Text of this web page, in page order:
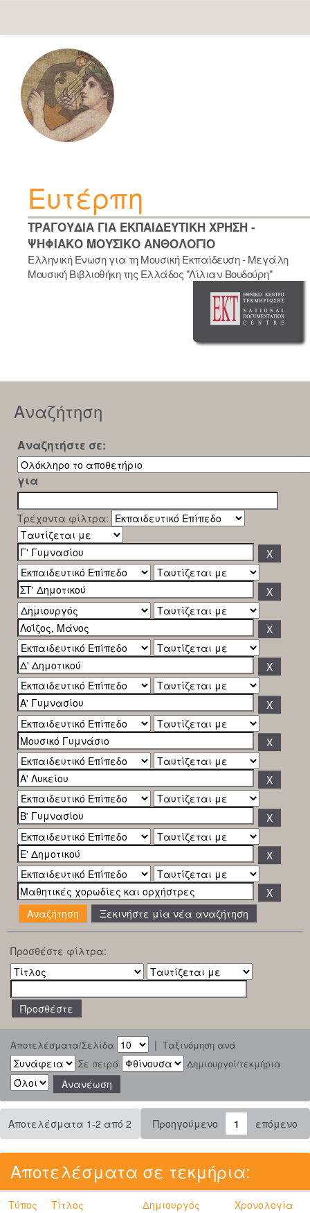
navigation
Ευτέρπη
ΤΡΑΓΟΥΔΙΑ ΓΙΑ ΕΚΠΑΙΔΕΥΤΙΚΗ ΧΡΗΣΗ -
ΨΗΦΙΑΚΟ ΜΟΥΣΙΚΟ ΑΝΘΟΛΟΓΙΟ
Ελληνική Ένωση για τη Μουσική Εκπαίδευση - Μεγάλη
Μουσική Βιβλιοθήκη της Ελλάδος "Λίλιαν Βουδούρη"
Αναζήτηση
Αναζητήστε σε:
για
Τρέχοντα φίλτρα:
Ξεκινήστε μία νέα αναζήτηση
Προσθέστε φίλτρα:
Αποτελέσματα/Σελίδα | Ταξινόμηση ανά
Σε σειρά
Δημιουργοί/τεκμήρια
Αποτελέσματα 1-2 από 2 Προηγούμενο 1 επόμενο
Αποτελέσματα σε τεκμήρια:
Τύπος Τίτλος Δημιουργός
Χρονολογία